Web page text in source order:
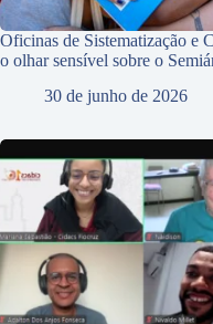
Oficinas de Sistematização e
o olhar sensível sobre o
30 de junho de 2026